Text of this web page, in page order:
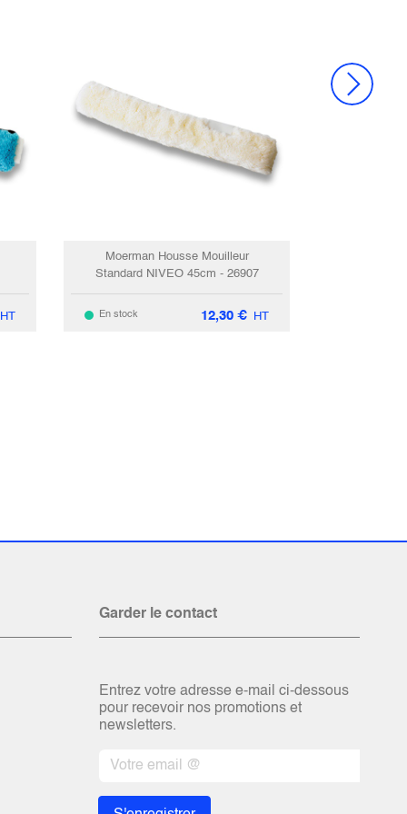
HT
Moerman Housse Mouilleur
Standard NIVEO 45cm - 26907
En stock 12,30 € HT
Garder le contact
Entrez votre adresse e-mail ci-dessous
pour recevoir nos promotions et
newsletters.